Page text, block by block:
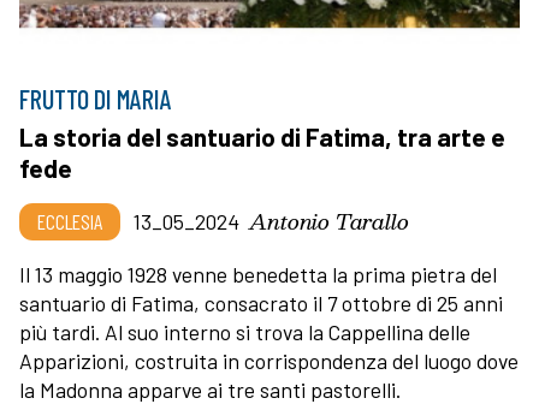
FRUTTO DI MARIA
La storia del santuario di Fatima, tra arte e
fede
ECCLESIA 13_05_2024 Antonio Tarallo
Il 13 maggio 1928 venne benedetta la prima pietra del
santuario di Fatima, consacrato il 7 ottobre di 25 anni
più tardi. Al suo interno si trova la Cappellina delle
Apparizioni, costruita in corrispondenza del luogo dove
la Madonna apparve ai tre santi pastorelli.